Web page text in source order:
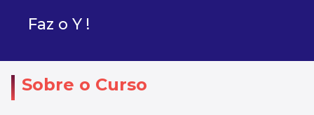
Faz o Y !
Sobre o Curso